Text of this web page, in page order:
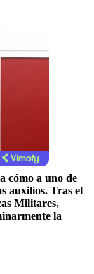
cómo a uno de
auxilios. Tras el
Militares,
la